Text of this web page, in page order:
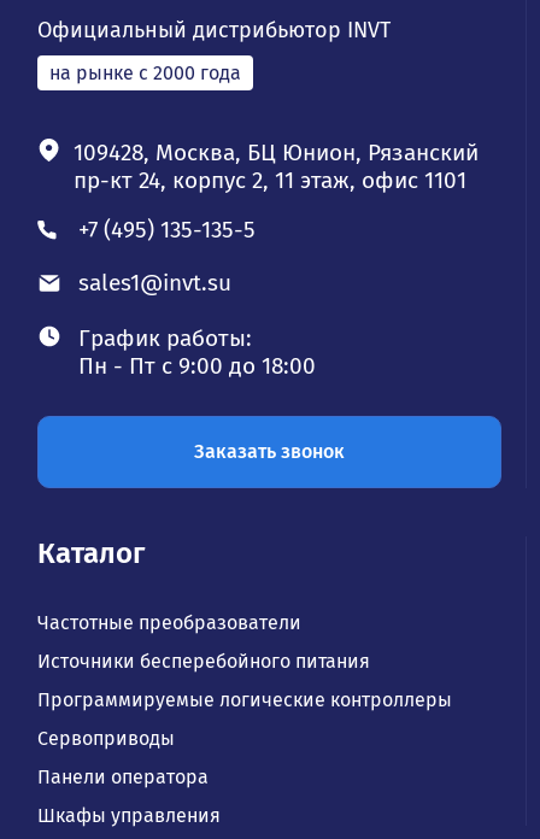
Официальный дистрибьютор INVT
на рынке с 2000 года
109428, Москва, БЦ Юнион, Рязанский
пр-кт 24, корпус 2, 11 этаж, офис 1101
+7 (495) 135-135-5
sales1@invt.su
График работы:
Пн - Пт с 9:00 до 18:00
Заказать звонок
Каталог
Частотные преобразователи
Источники бесперебойного питания
Программируемые логические контроллеры
Сервоприводы
Панели оператора
Шкафы управления